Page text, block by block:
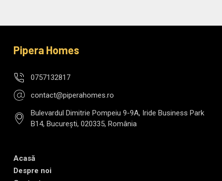
Pipera Homes
0757132817
contact@piperahomes.ro
Bulevardul Dimitrie Pompeiu 9-9A, Iride Business Park
B14, București, 020335, România
Acasă
Despre noi